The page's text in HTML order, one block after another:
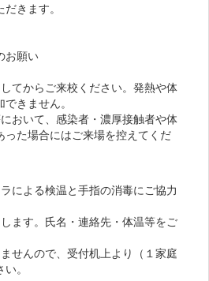
きます。
お願い
てからご来校ください。発熱や体
きません。
おいて、感染者・濃厚接触者や体
った場合にはご来場を控えてくだ
による検温と手指の消毒にご協力
ます。氏名・連絡先・体温等をご
せんので、受付机上より（１家庭
。